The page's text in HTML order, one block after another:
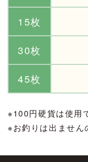
15枚
30枚
45枚
※100円硬貨は使用
※お釣りは出ません